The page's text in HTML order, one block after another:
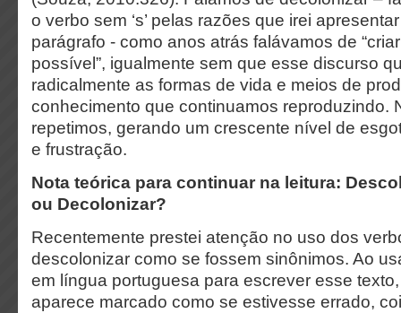
o verbo sem ‘s’ pelas razões que irei
parágrafo - como anos atrás falávamos de
possível”, igualmente sem que esse discurso
radicalmente as formas de vida e meios de
conhecimento que continuamos reproduzindo.
repetimos, gerando um crescente nível de
e frustração.
Nota teórica para continuar na leitura:
ou Decolonizar?
Recentemente prestei atenção no uso dos
descolonizar como se fossem sinônimos. Ao
em língua portuguesa para escrever esse
aparece marcado como se estivesse errado,